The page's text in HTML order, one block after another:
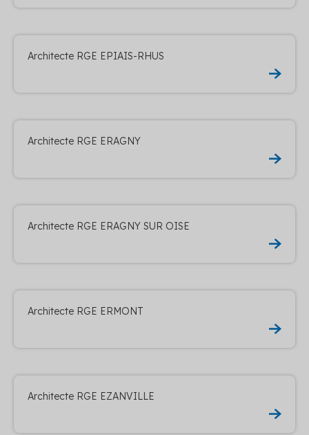
Architecte RGE EPIAIS-RHUS
Architecte RGE ERAGNY
Architecte RGE ERAGNY SUR OISE
Architecte RGE ERMONT
Architecte RGE EZANVILLE